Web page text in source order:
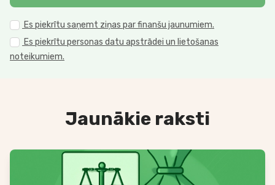
Es piekrītu saņemt ziņas par finanšu jaunumiem.
Es piekrītu personas datu apstrādei un lietošanas
noteikumiem.
Jaunākie raksti